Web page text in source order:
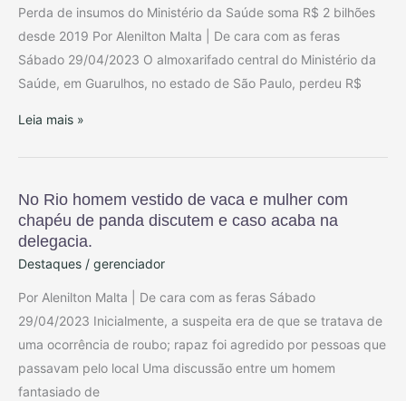
Perda de insumos do Ministério da Saúde soma R$ 2 bilhões
desde 2019 Por Alenilton Malta | De cara com as feras
Sábado 29/04/2023 O almoxarifado central do Ministério da
Saúde, em Guarulhos, no estado de São Paulo, perdeu R$
Leia mais »
No Rio homem vestido de vaca e mulher com
chapéu de panda discutem e caso acaba na
delegacia.
Destaques / gerenciador
Por Alenilton Malta | De cara com as feras Sábado
29/04/2023 Inicialmente, a suspeita era de que se tratava de
uma ocorrência de roubo; rapaz foi agredido por pessoas que
passavam pelo local Uma discussão entre um homem
fantasiado de
No
Rio
homem
vestido
de
vaca
e
mulher
com